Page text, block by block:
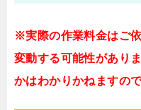
※実際の作業料金はご
変動する可能性があり
かはわかりかねますの